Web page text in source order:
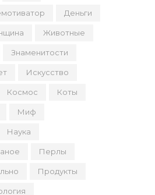
Деньги
Животные
Знаменитости
Искусство
Космос Коты
Миф
Наука
Перлы
Продукты